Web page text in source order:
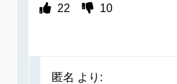
22 10
匿名 より: